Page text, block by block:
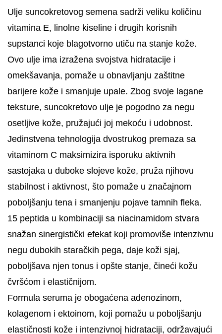
Ulje suncokretovog semena sadrži veliku količinu
vitamina E, linolne kiseline i drugih korisnih
supstanci koje blagotvorno utiču na stanje kože.
Ovo ulje ima izražena svojstva hidratacije i
omekšavanja, pomaže u obnavljanju zaštitne
barijere kože i smanjuje upale. Zbog svoje lagane
teksture, suncokretovo ulje je pogodno za negu
osetljive kože, pružajući joj mekoću i udobnost.
Jedinstvena tehnologija dvostrukog premaza sa
vitaminom C maksimizira isporuku aktivnih
sastojaka u duboke slojeve kože, pruža njihovu
stabilnost i aktivnost, što pomaže u značajnom
poboljšanju tena i smanjenju pojave tamnih fleka.
15 peptida u kombinaciji sa niacinamidom stvara
snažan sinergistički efekat koji promoviše intenzivnu
negu dubokih staračkih pega, daje koži sjaj,
poboljšava njen tonus i opšte stanje, čineći kožu
čvršćom i elastičnijom.
Formula seruma je obogaćena adenozinom,
kolagenom i ektoinom, koji pomažu u poboljšanju
elastičnosti kože i intenzivnoj hidrataciji, održavajući